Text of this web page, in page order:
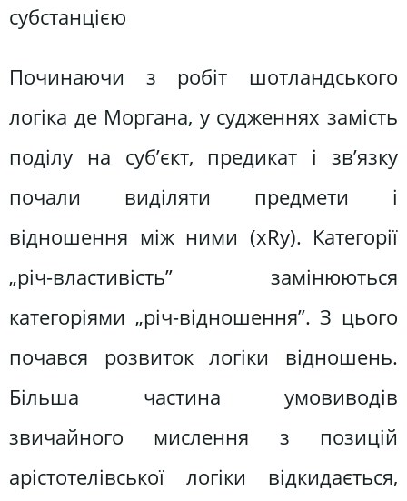
субстанцією
Починаючи з робіт шотландського
логіка де Моргана, у судженнях замість
поділу на суб’єкт, предикат і зв’язку
почали виділяти предмети і
відношення між ними (xRy). Категорії
„річ-властивість” замінюються
категоріями „річ-відношення”. З цього
почався розвиток логіки відношень.
Більша частина умовиводів
звичайного мислення з позицій
арістотелівської логіки відкидається,